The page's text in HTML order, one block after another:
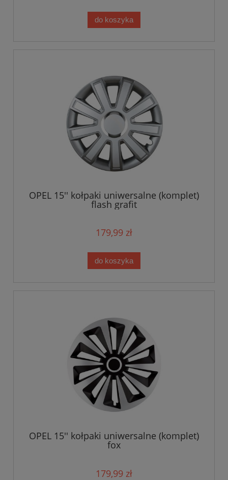
do koszyka
OPEL 15'' kołpaki uniwersalne (komplet)
flash grafit
179,99 zł
do koszyka
OPEL 15'' kołpaki uniwersalne (komplet)
fox
179,99 zł